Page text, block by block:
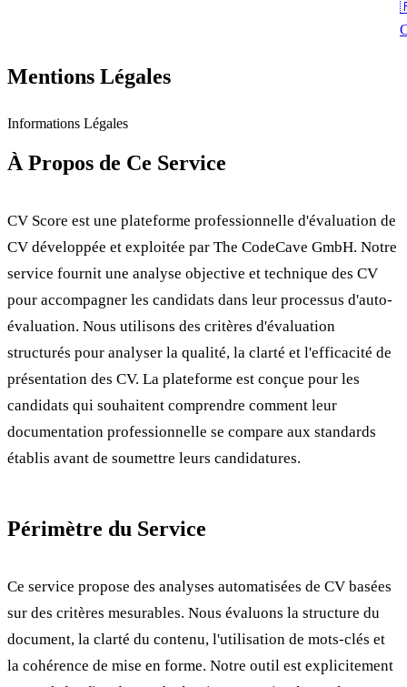
Mentions Légales
Informations Légales
À Propos de Ce Service
CV Score est une plateforme professionnelle d'évaluation de
CV développée et exploitée par The CodeCave GmbH. Notre
service fournit une analyse objective et technique des CV
pour accompagner les candidats dans leur processus d'auto-
évaluation. Nous utilisons des critères d'évaluation
structurés pour analyser la qualité, la clarté et l'efficacité de
présentation des CV. La plateforme est conçue pour les
candidats qui souhaitent comprendre comment leur
documentation professionnelle se compare aux standards
établis avant de soumettre leurs candidatures.
Périmètre du Service
Ce service propose des analyses automatisées de CV basées
sur des critères mesurables. Nous évaluons la structure du
document, la clarté du contenu, l'utilisation de mots-clés et
la cohérence de mise en forme. Notre outil est explicitement